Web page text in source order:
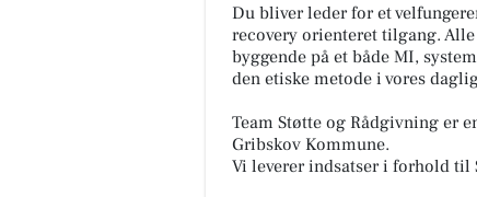
Du bliver leder for et
recovery orienteret tilgang.
byggende på et både MI,
den etiske metode i vores
Team Støtte og Rådgivning er
Gribskov Kommune.
Vi leverer indsatser i forhold til